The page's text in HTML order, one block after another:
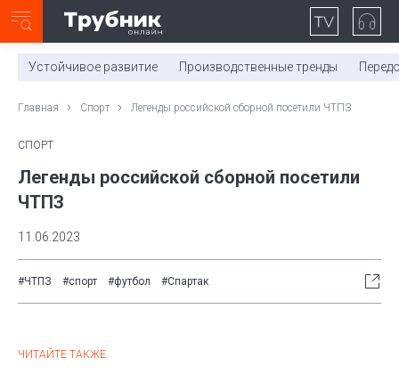
0:00/ 11:03
Устойчивое развитие Производственные тренды
Главная Спорт Легенды российской сборной посетили ЧТПЗ
СПОРТ
Легенды российской сборной посетили
ЧТПЗ
11.06.2023
#ЧТПЗ #спорт #футбол #Спартак
ЧИТАЙТЕ ТАКЖЕ